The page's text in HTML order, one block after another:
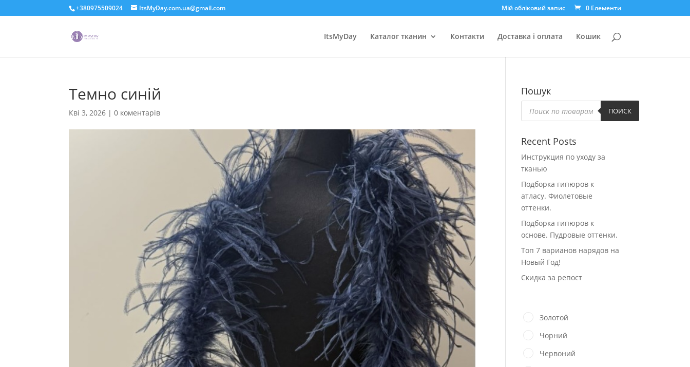
+380975509024 ItsMyDay.com.ua@gmail.com Мій обліковий запис 0 Елементи
ItsMyDay Каталог тканин Контакти Доставка і оплата Кошик
Темно синій
Кві 3, 2026 |0 коментарів
Пошук
Пошук
товарів ПОИСК
Recent Posts
Инструкция по уходу за
тканью
Подборка гипюров к
атласу. Фиолетовые
оттенки.
Подборка гипюров к
основе. Пудровые оттенки.
Топ 7 варианов нарядов на
Новый Год!
Скидка за репост
Золотой
Чорний
Червоний